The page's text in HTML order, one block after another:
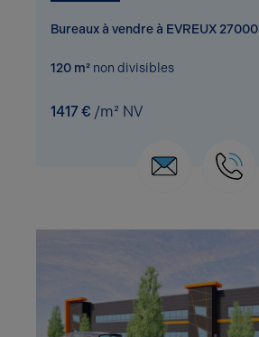
Bureaux à vendre à EVREUX 27000
120 m² non divisibles
1417 € /m² NV